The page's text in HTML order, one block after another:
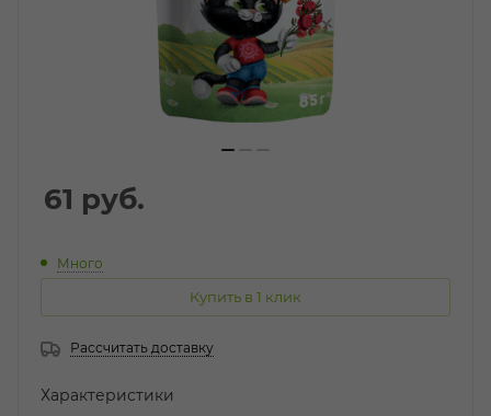
61 руб.
Много
Купить в 1 клик
Рассчитать доставку
Характеристики